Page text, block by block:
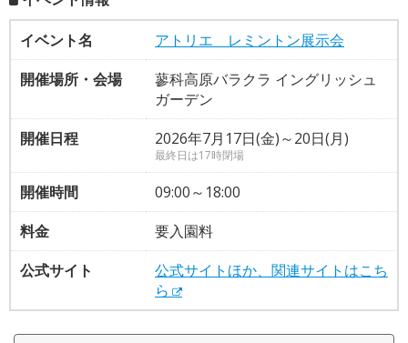
イベント名
アトリエ レミントン展示会
開催場所・会場
蓼科高原バラクラ イングリッシュ
ガーデン
開催日程
2026年7月17日(金)～20日(月)
最終日は17時閉場
開催時間
09:00～18:00
料金
要入園料
公式サイト
公式サイトほか、関連サイトはこち
ら